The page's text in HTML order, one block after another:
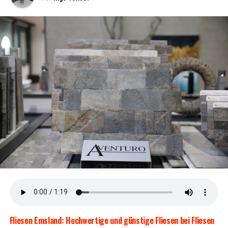
Opti­ma­le Gewichtsverteilung
Der Bosch Acti­ve Line Plus Motor und der inte­grier­te
Akku sind mit­tig im Rad posi­tio­niert. Dies sorgt für eine
per­fek­te Balan­ce und ein sta­bi­les Fahrverhalten.
Gates-Rie­men­an­trieb
Der war­tungs­ar­me Rie­men­an­trieb garan­tiert vie­le sor­
gen­freie und kom­for­ta­ble Kilo­me­ter. Kei­ne Ket­te bedeu­
tet weni­ger War­tung und mehr Fahrspaß.
Flie­sen Ems­land: Hoch­wer­ti­ge und güns­ti­ge Flie­sen bei Flie­sen